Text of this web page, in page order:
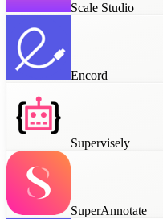
Scale Studio
Encord
Supervisely
SuperAnnotate